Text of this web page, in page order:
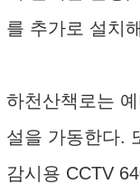
를 추가로 설치
하천산책로는
설을 가동한다.
감시용 CCTV